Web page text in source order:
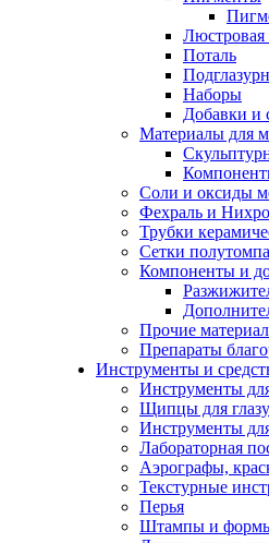
Люстровая
Поталь
Наборы
Добавки и
Материалы для
Соли и оксиды
Фехраль и
Трубки
Сетки
Компоненты и
Прочие
Препараты
Инструменты и
Инструменты
Щипцы для
Инструменты
Лабораторная
Аэрографы,
Текстурные
Перья
Штампы и